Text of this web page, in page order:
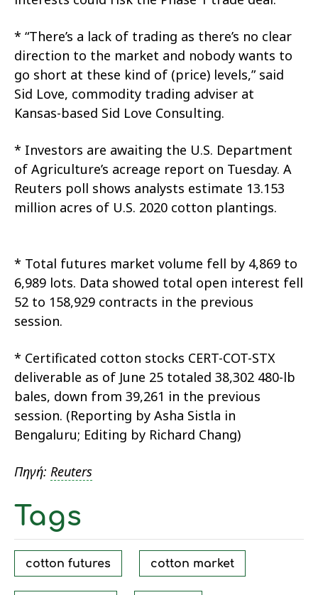
* “There’s a lack of trading as there’s no clear
direction to the market and nobody wants to
go short at these kind of (price) levels,” said
Sid Love, commodity trading adviser at
Kansas-based Sid Love Consulting.
* Investors are awaiting the U.S. Department
of Agriculture’s acreage report on Tuesday. A
Reuters poll shows analysts estimate 13.153
million acres of U.S. 2020 cotton plantings.
* Total futures market volume fell by 4,869 to
6,989 lots. Data showed total open interest fell
52 to 158,929 contracts in the previous
session.
* Certificated cotton stocks CERT-COT-STX
deliverable as of June 25 totaled 38,302 480-lb
bales, down from 39,261 in the previous
session. (Reporting by Asha Sistla in
Bengaluru; Editing by Richard Chang)
Πηγή: Reuters
Tags
cotton futures cotton market